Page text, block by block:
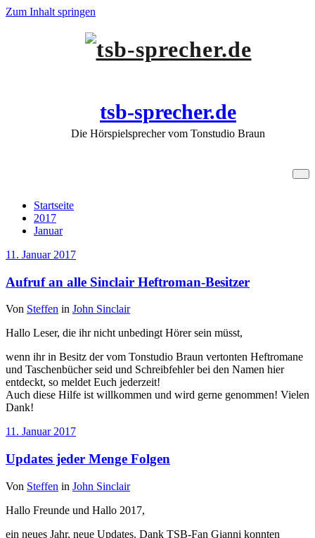
Zum Inhalt springen
tsb-sprecher.de
Die Hörspielsprecher vom Tonstudio Braun
Startseite
2017
Januar
11. Januar 2017
Aufruf an alle Sinclair Heftroman-Besitzer
Von Steffen in John Sinclair
Hallo Leser, die ihr nicht unbedingt Hörer sein müsst,
wenn ihr in Besitz der vom Tonstudio Braun vertonten Heftromane
und Taschenbücher seid und Schreibfehler bei den Namen hier
entdeckt, so meldet Euch jederzeit!
Auch diese Hilfe ist willkommen und wird gerne genommen! Vielen
Dank!
11. Januar 2017
Updates jeder Menge Folgen
Von Steffen in John Sinclair
Hallo Freunde und Hallo 2017,
ein neues Jahr, neue Updates. Dank TSB-Fan Gianni konnten